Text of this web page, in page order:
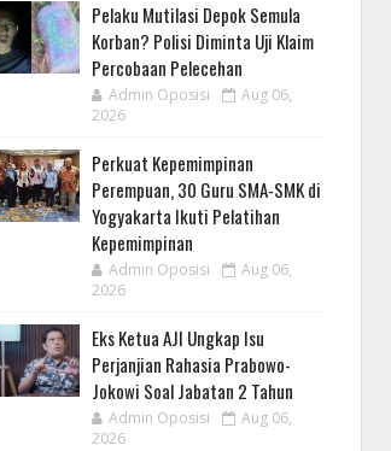
Pelaku Mutilasi Depok Semula
Korban? Polisi Diminta Uji Klaim
Percobaan Pelecehan
Admin Oposisi
Aug 06,
2026
Perkuat Kepemimpinan
Perempuan, 30 Guru SMA-SMK di
Yogyakarta Ikuti Pelatihan
Kepemimpinan
Admin Oposisi
Aug 06,
2026
Eks Ketua AJI Ungkap Isu
Perjanjian Rahasia Prabowo-
Jokowi Soal Jabatan 2 Tahun
Admin Oposisi
Aug 06,
2026